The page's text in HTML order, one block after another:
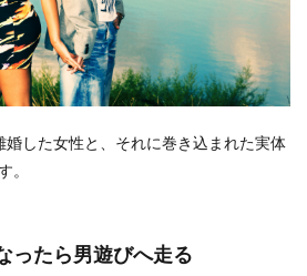
婚した女性と、それに巻き込まれた実体
。
ったら男遊びへ走る